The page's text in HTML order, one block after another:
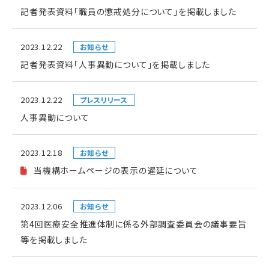
記者発表資料「職員の懲戒処分について」を掲載しました
2023.12.22 お知らせ
記者発表資料「人事異動について」を掲載しました
2023.12.22 プレスリリース
人事異動について
2023.12.18 お知らせ
当機構ホームページの表示の遅延について
2023.12.06 お知らせ
第4回医療安全推進体制に係る外部調査委員会の議事要旨
等を掲載しました